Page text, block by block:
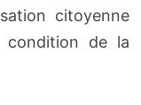
citoyenne
condition de la